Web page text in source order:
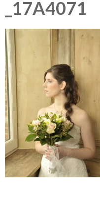
_17A4071